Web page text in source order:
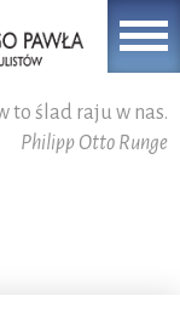
to ślad raju w nas.
Philipp Otto Runge